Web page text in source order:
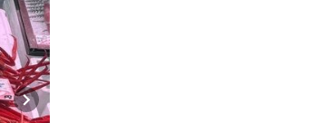
Next slide